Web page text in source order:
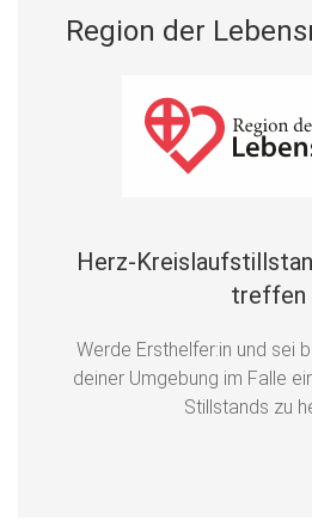
Region der
Herz-
treffen
Werde Ersthelfer:in und sei
deiner Umgebung im Falle
Stillstands zu